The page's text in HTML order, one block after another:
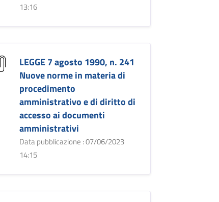
13:16
LEGGE 7 agosto 1990, n. 241
Nuove norme in materia di
procedimento
amministrativo e di diritto di
accesso ai documenti
amministrativi
Data pubblicazione : 07/06/2023
14:15